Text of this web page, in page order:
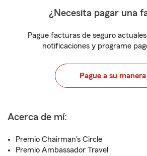
¿Necesita pagar una
Pague facturas de seguro
notificaciones y programe
Pague a su manera
Acerca de mí:
Premio Chairman's Circle
Premio Ambassador Travel